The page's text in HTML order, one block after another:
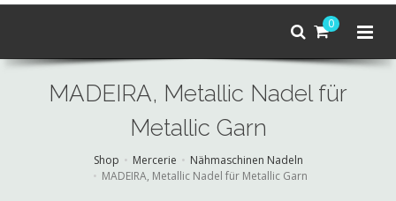
0
MADEIRA, Metallic Nadel für
Metallic Garn
Shop Mercerie
Nähmaschinen Nadeln
MADEIRA, Metallic Nadel für Metallic Garn